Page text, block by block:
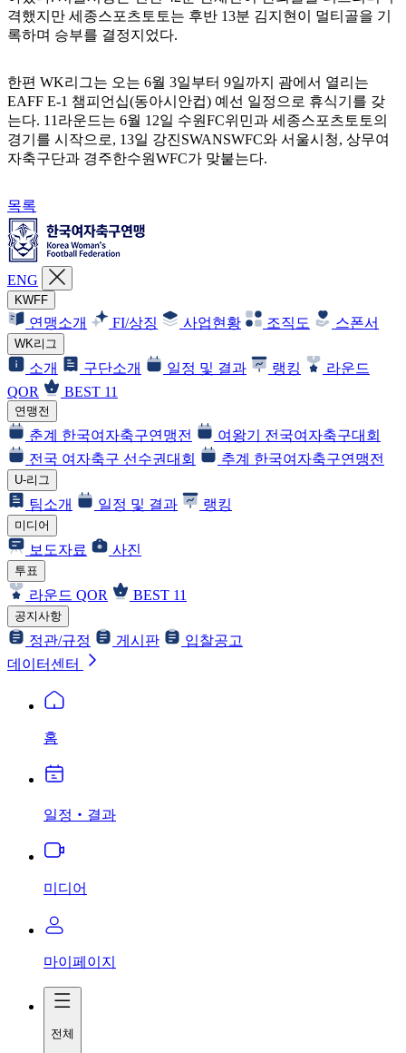
격했지만 세종스포츠토토는 후반 13분 김지현이 멀티골을 기
록하며 승부를 결정지었다.
한편 WK리그는 오는 6월 3일부터 9일까지 괌에서 열리는
EAFF E-1 챔피언십(동아시안컵) 예선 일정으로 휴식기를 갖
는다. 11라운드는 6월 12일 수원FC위민과 세종스포츠토토의
경기를 시작으로, 13일 강진SWANSWFC와 서울시청, 상무여
자축구단과 경주한수원WFC가 맞붙는다.
목록
ENG
KWFF
연맹소개 FI/상징 사업현황 조직도 스폰서
WK리그
소개 구단소개 일정 및 결과 랭킹
라운드
QOR
BEST 11
연맹전
춘계 한국여자축구연맹전
여왕기 전국여자축구대회
전국 여자축구 선수권대회
추계 한국여자축구연맹전
U-리그
팀소개 일정 및 결과 랭킹
미디어
보도자료 사진
투표
라운드 QOR BEST 11
공지사항
정관/규정 게시판
입찰공고
데이터센터
홈
일정‧결과
미디어
마이페이지
전체